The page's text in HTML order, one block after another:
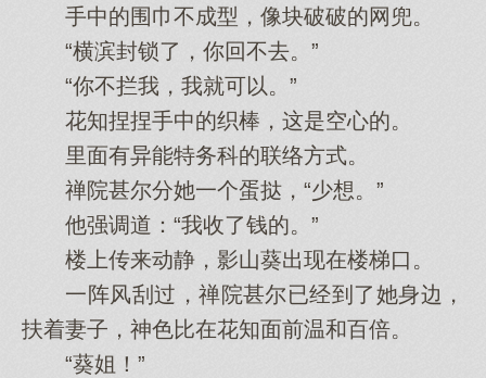
手中的围巾不成型，像块破破的网兜。
“横滨封锁了，你回不去。”
“你不拦我，我就可以。”
花知捏捏手中的织棒，这是空心的。
里面有异能特务科的联络方式。
禅院甚尔分她一个蛋挞，“少想。”
他强调道：“我收了钱的。”
楼上传来动静，影山葵出现在楼梯口。
一阵风刮过，禅院甚尔已经到了她身边，
扶着妻子，神色比在花知面前温和百倍。
“葵姐！”